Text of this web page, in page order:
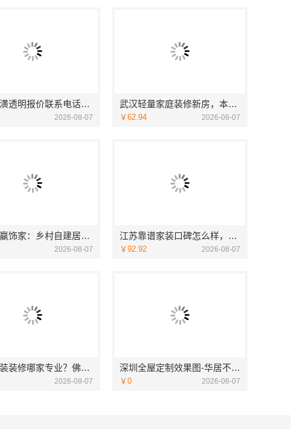
家庭装潢透明报价联系电话，嘉兴美居乐
2026-08-07
武汉轻量家庭装修新房，本地快装（湖北）科技有限公司透明报价
￥62.94 2026-08-07
海南万赢饰家：乡村自建居室水电规整
2026-08-07
江苏靠谱家装口碑怎么样，宜居佳装饰匠心品质
￥92.92 2026-08-07
专业家装装修哪家专业？佛山市雅居美家装饰全流程标准化管控
2026-08-07
深圳全屋定制效果图-华居不锈钢
￥0 2026-08-07